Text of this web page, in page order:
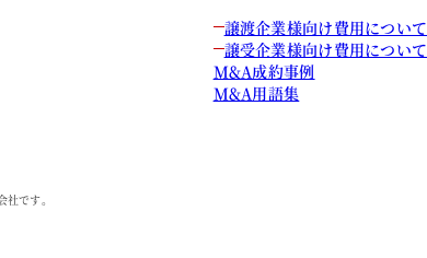
譲渡企業様向け費用について
譲受企業様向け費用について
M&A成約事例
M&A用語集
です。